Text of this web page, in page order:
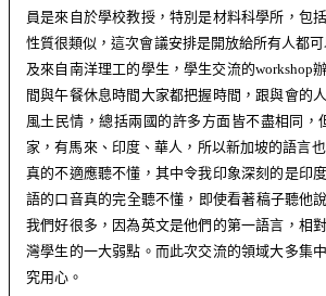
員是來自於學校教授，特別是材料科學所，包
性質很類似，這次會議安排是開放給所有人都
及來自南洋理工的學生，學生交流的workshop
間與午餐休息時間大家都把握時間，跟與會的
風土民情，總括兩國的許多方面皆不盡相同
家，有馬來、印度、華人，所以新加坡的語言
真的不適應聽不懂，其中令我印象深刻的是印
語的口音真的完全聽不懂，即使看著稿子聽他
我們好很多，因為英文是他們的第一語言，相
灣學生的一大弱點。而此次交流的領域大多集
究用心。